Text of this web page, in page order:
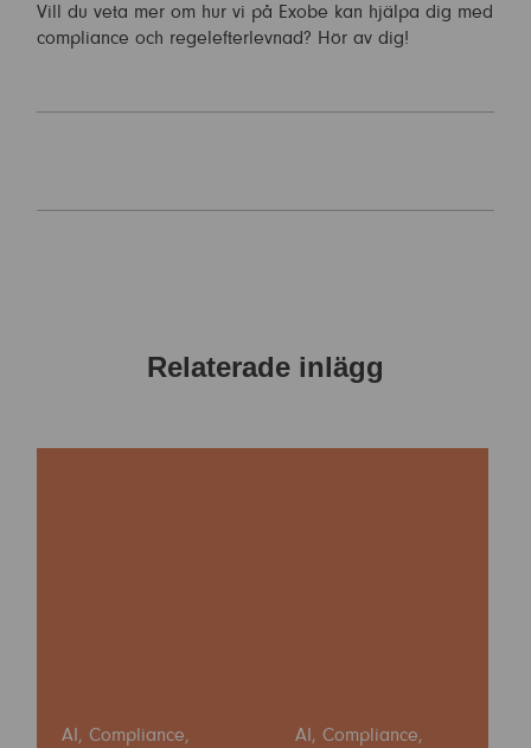
Vill du veta mer om hur vi på Exobe kan hjälpa dig med
compliance och regelefterlevnad? Hör av dig!
Relaterade inlägg
AI , Compliance,
AI , Compliance,